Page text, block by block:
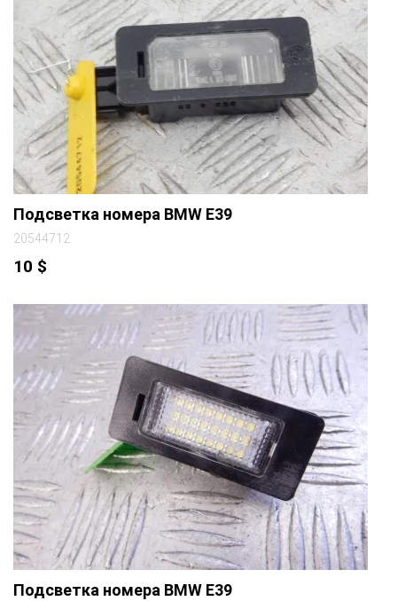
Подсветка номера BMW E39
20544712
10 $
Подсветка номера BMW E39